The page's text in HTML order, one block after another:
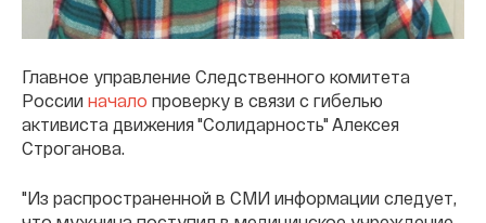
Главное управление Следственного комитета
России начало проверку в связи с гибелью
активиста движения "Солидарность" Алексея
Строганова.
"Из распространенной в СМИ информации следует,